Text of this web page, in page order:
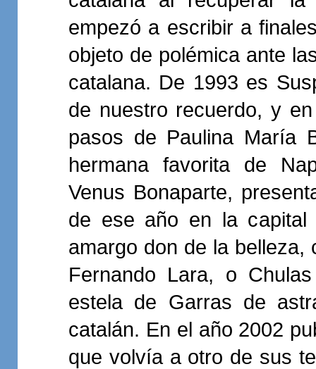
empezó a escribir a
objeto de polémica ante
catalana. De 1993 es
de nuestro recuerdo, y
pasos de Paulina María
hermana favorita de
Venus Bonaparte,
de ese año en la capital
amargo don de la belleza,
Fernando Lara, o
estela de Garras de
catalán. En el año 2002
que volvía a otro de sus